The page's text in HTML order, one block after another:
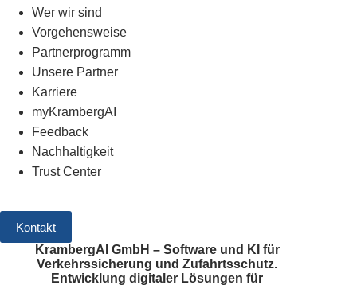
Wer wir sind
Vorgehensweise
Partnerprogramm
Unsere Partner
Karriere
myKrambergAI
Feedback
Nachhaltigkeit
Trust Center
Kontakt
KrambergAI GmbH – Software und KI für
Verkehrssicherung und Zufahrtsschutz.
Entwicklung digitaler Lösungen für